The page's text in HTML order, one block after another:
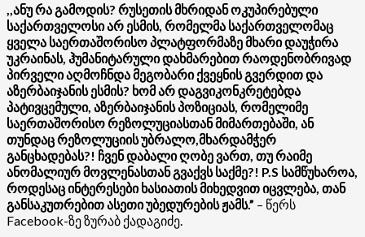
,,ანუ რა გამოდის? რუსეთის მხრიდან ოკუპირებული
საქართველოსი არ ესმის, რომელმა საქართველომაც
ყველა საერთაშორისო პლატფორმაზე მხარი დაუჭირა
უკრაინას, ჰუმანიტარული დახმარებით რაოდენობრივად
პირველი აღმოჩნდა მეგობარი ქვეყნის გვერდით და
აზერბაიჯანის ესმის? ხომ არ დაგვიკონკრეტებდა
პატივცემული, აზერბაიჯანის პოზიციას, რომელიმე
საერთაშორისო რეზოლუციასთან მიმართებაში, ან
თუნდაც რეზოლუციის უბრალო,მხარდამჭერ
განცხადებას?! ჩვენ დაბალი ღობე ვართ, თუ რაიმე
ანომალიურ მოვლენასთან გვაქვს საქმე?! P.S სამწუხაროა,
როდესაც ინტერესები ხასიათის მიხედვით იცვლება, თან
განსაკუთრებით ასეთი უბედურების ჟამს.” – წერს
Facebook-ზე ზურაბ ქადაგიძე.